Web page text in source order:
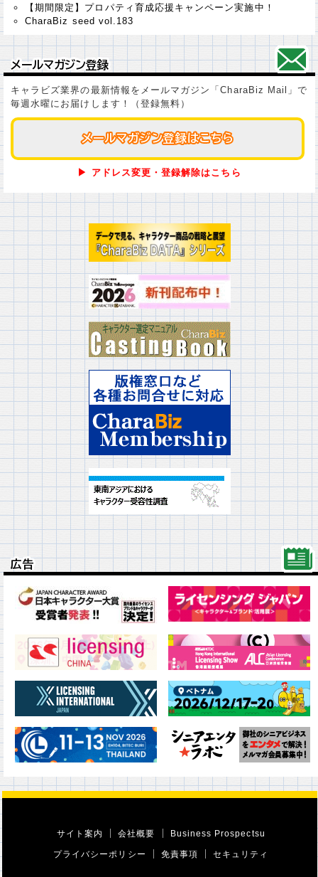
【期間限定】プロパティ育成応援キャンペーン実施中！
CharaBiz seed vol.183
メールマガジン登録
メールマガジン登録
キャラビズ業界の最新情報をメールマガジン「CharaBiz Mail」で
毎週水曜にお届けします！（登録無料）
メールマガジン登録はこちら
メールマガジン登録はこちら
▶ アドレス変更・登録解除はこちら
広告
広告
サイト案内 会社概要 Business Prospectsu
プライバシーポリシー 免責事項 セキュリティ